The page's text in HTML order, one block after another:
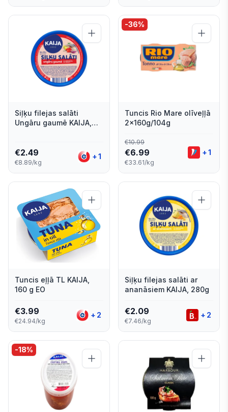
Siļķu filejas salāti
Ungāru gaumē KAIJA,
€2.49
€8.89/kg
+1
-36%
Tuncis Rio Mare olīveļļā
2x160g/104g
€10.99
€6.99
€33.61/kg
+1
Tuncis eļļā TL KAIJA,
160 g EO
€3.99
€24.94/kg
+ 2
Siļķu filejas salāti ar
ananāsiem KAIJA, 280g
€2.09
€7.46/kg
+ 2
-18%